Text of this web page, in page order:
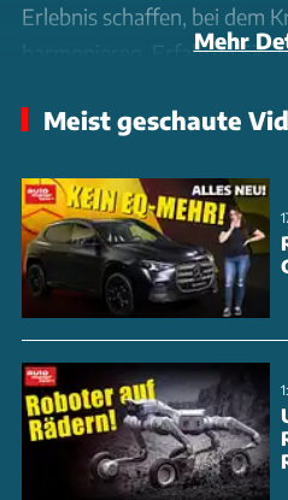
Erlebnis schaffen, bei dem
harmonieren. Erfahren Sie,
Geräuschisolierung für die
Innerhalb des
Komponente des i7 auf ihre
untersucht. So
Fahrgeräusche und
und der Innenraum des i7 zu
wird. Von der Aerodynamik
bis hin zu den Reifen, jedes
um die Kabinengeräusche
Mehr
Meist geschaute